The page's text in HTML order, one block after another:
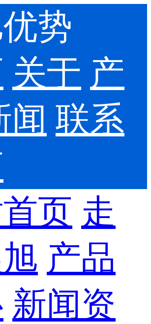
势
关于 产
闻 联系
页 走
产品
新闻资